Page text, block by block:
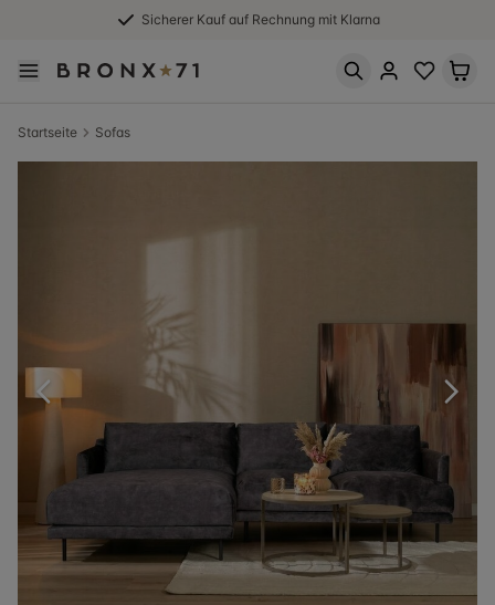
Sicherer Kauf auf Rechnung mit Klarna
Startseite Sofas